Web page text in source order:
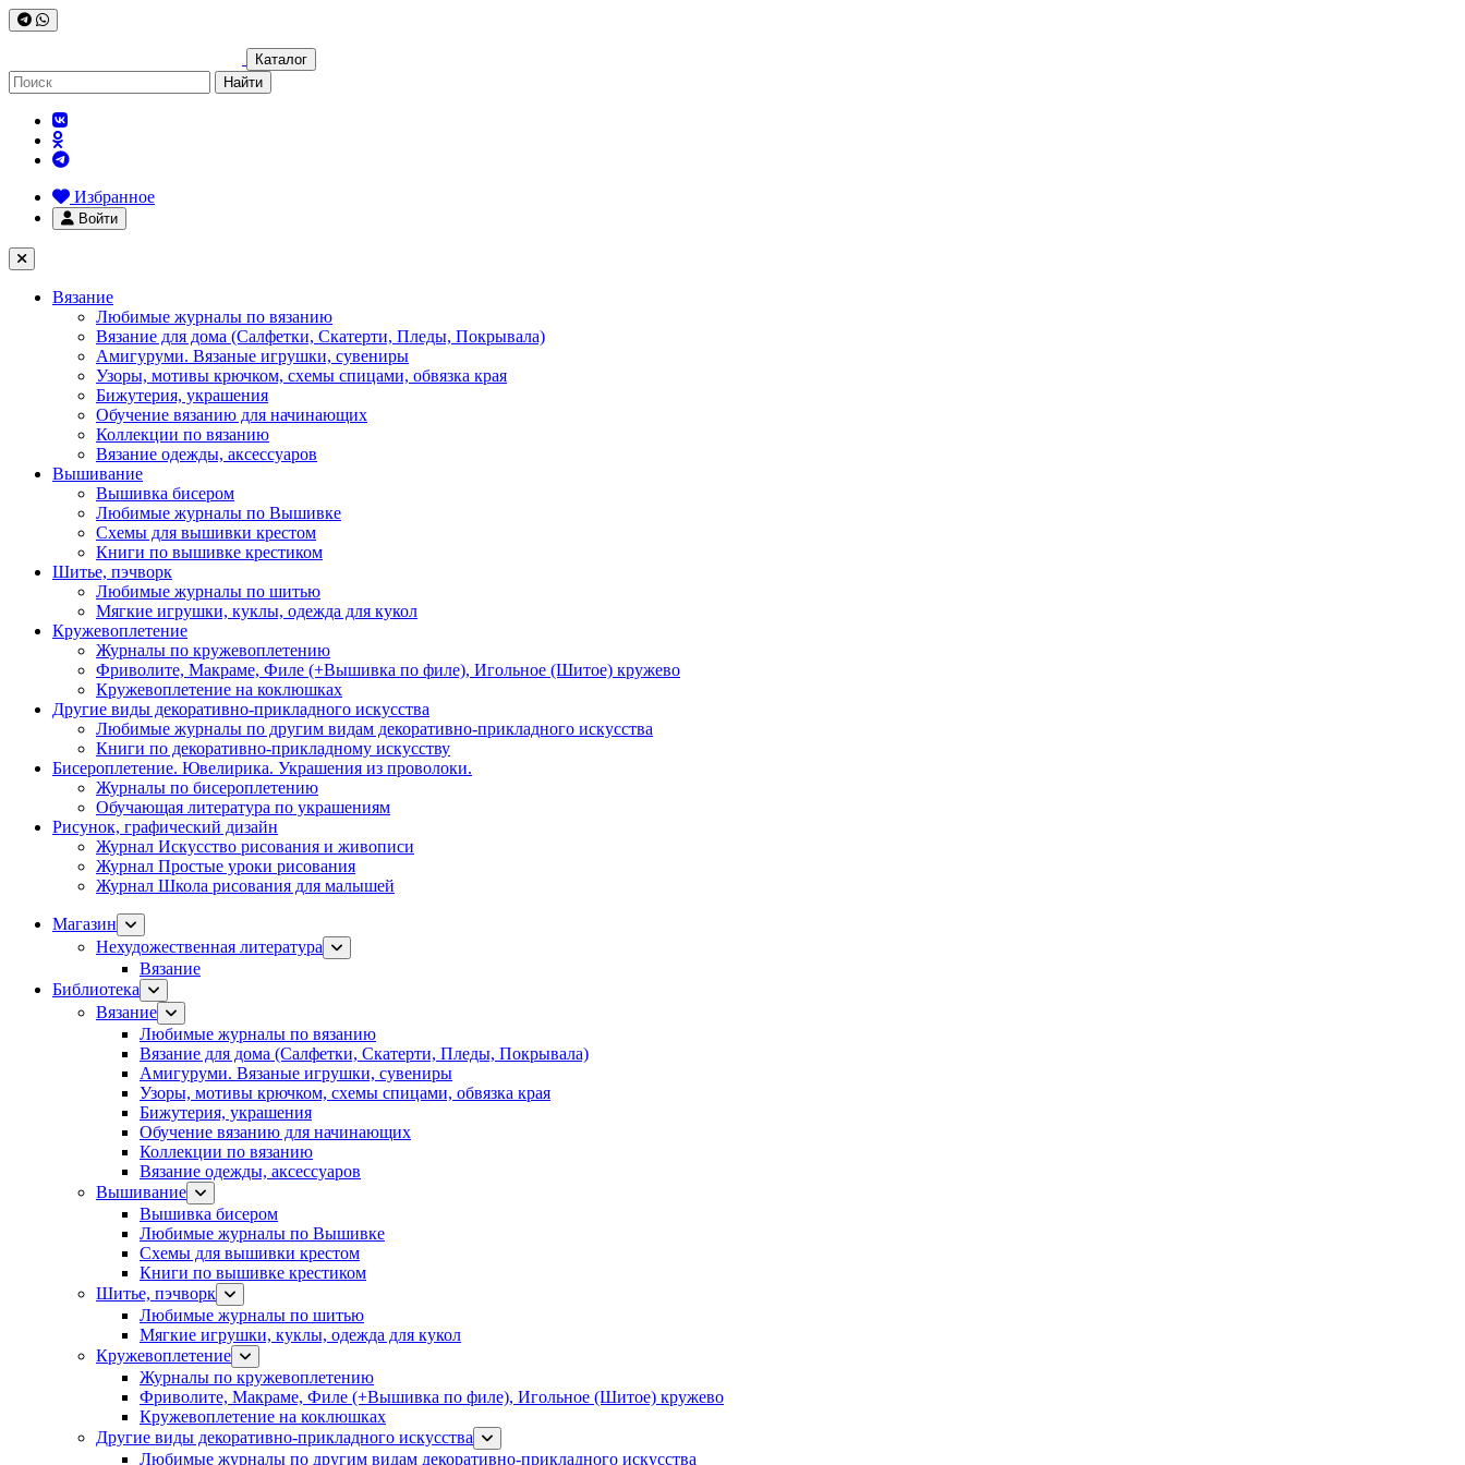
Каталог
Найти
Избранное
Войти
Вязание
Любимые журналы по вязанию
Вязание для дома (Салфетки, Скатерти, Пледы, Покрывала)
Амигуруми. Вязаные игрушки, сувениры
Узоры, мотивы крючком, схемы спицами, обвязка края
Бижутерия, украшения
Обучение вязанию для начинающих
Коллекции по вязанию
Вязание одежды, аксессуаров
Вышивание
Вышивка бисером
Любимые журналы по Вышивке
Схемы для вышивки крестом
Книги по вышивке крестиком
Шитье, пэчворк
Любимые журналы по шитью
Мягкие игрушки, куклы, одежда для кукол
Кружевоплетение
Журналы по кружевоплетению
Фриволите, Макраме, Филе (+Вышивка по филе), Игольное (Шитое) кружево
Кружевоплетение на коклюшках
Другие виды декоративно-прикладного искусства
Любимые журналы по другим видам декоративно-прикладного искусства
Книги по декоративно-прикладному искусству
Бисероплетение. Ювелирика. Украшения из проволоки.
Журналы по бисероплетению
Обучающая литература по украшениям
Рисунок, графический дизайн
Журнал Искусство рисования и живописи
Журнал Простые уроки рисования
Журнал Школа рисования для малышей
Магазин
Нехудожественная литература
Вязание
Библиотека
Вязание
Любимые журналы по вязанию
Вязание для дома (Салфетки, Скатерти, Пледы, Покрывала)
Амигуруми. Вязаные игрушки, сувениры
Узоры, мотивы крючком, схемы спицами, обвязка края
Бижутерия, украшения
Обучение вязанию для начинающих
Коллекции по вязанию
Вязание одежды, аксессуаров
Вышивание
Вышивка бисером
Любимые журналы по Вышивке
Схемы для вышивки крестом
Книги по вышивке крестиком
Шитье, пэчворк
Любимые журналы по шитью
Мягкие игрушки, куклы, одежда для кукол
Кружевоплетение
Журналы по кружевоплетению
Фриволите, Макраме, Филе (+Вышивка по филе), Игольное (Шитое) кружево
Кружевоплетение на коклюшках
Другие виды декоративно-прикладного искусства
Любимые журналы по другим видам декоративно-прикладного искусства